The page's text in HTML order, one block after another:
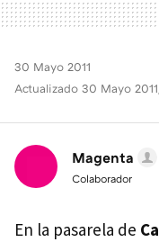
30 Mayo 2011
Actualizado 30 Mayo
Magenta
Colaborador
En la pasarela de